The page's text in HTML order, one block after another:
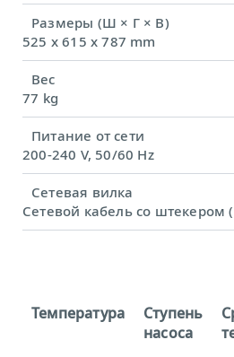
Размеры (Ш × Г × В)
525 x 615 x 787 mm
Вес
77 kg
Питание от сети
200-240 V, 50/60 Hz
Сетевая вилка
Сетевой кабель со штекером
Температура
Ступень
насоса